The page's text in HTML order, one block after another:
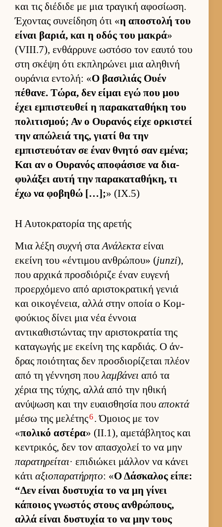
και τις διέδιδε με μια τραγική αφοσίωση.
Έχοντας συνεί­δηση ότι «η αποστολή του
εί­ναι βαριά, και η οδός του μακρά»
(VIII.7), εν­θάρ­ρυνε ωστόσο τον εαυτό του
στη σκέψη ότι εκ­πληρώνει μια αληθινή
ου­ράνια εντολή: «Ο βασιλιάς Ουέν
πέθανε. Τώρα, δεν εί­μαι εγώ που μου
έχει εμπιστευ­θεί η παρακαταθήκη του
πολιτισμού; Αν ο Ου­ρανός είχε ορ­κιστεί
την απώλειά της, γιατί θα την
εμπιστευόταν σε έναν θνητό σαν εμένα;
Και αν ο Ου­ρανός αποφάσισε να δια­
φυλάξει αυτή την παρακαταθήκη, τι
έχω να φοβηθώ […];» (IX.5)
Η Αυτοκρατορία της αρετής
Μια λέξη συχνή σταΑνάλεκταεί­ναι
εκείνη του «έντιμου αν­θρώπου» (junzi),
που αρ­χικά προσ­διόριζε έναν ευ­γενή
προερ­χόμενο από αριστοκρατική γενιά
και οι­κογένεια, αλλά στην οποία ο Κομ­
φού­κιος δίνει μια νέα έν­νοια
αντικαθιστώντας την αριστοκρατία της
καταγωγής με εκείνη της καρ­διάς. Ο άν­
δρας ποιότητας δεν προσ­διο­ρίζεται πλέον
από τη γέν­νηση πουλαμβάνει από τα
χέρια της τύχης, αλλά από την ηθική
ανύψωση και την ευαι­σθησία που αποκτά
μέσω της μελέτης6. Όμοιος με τον
«πολικό αστέρα» (II.1), αμετάβλητος και
κεντρικός, δεν τον απασχολεί το να μην
παρατηρείται· επιδιώκει μάλ­λον να κάνει
κάτι αξιοπαρατήρητο: «Ο Δάσκαλος εί­πε:
“Δεν εί­ναι δυστυχία το να μη γίνει
κάποιος γνωστός στους αν­θρώπους,
αλλά εί­ναι δυστυχία το να μην τους